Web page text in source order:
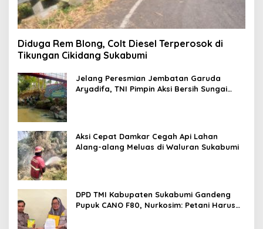
Diduga Rem Blong, Colt Diesel Terperosok di
Tikungan Cikidang Sukabumi
Jelang Peresmian Jembatan Garuda
Aryadifa, TNI Pimpin Aksi Bersih Sungai
Aksi Cepat Damkar Cegah Api Lahan
Alang-alang Meluas di Waluran Sukabumi
DPD TMI Kabupaten Sukabumi Gandeng
Pupuk CANO F80, Nurkosim: Petani Harus